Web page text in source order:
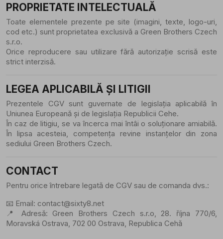
PROPRIETATE INTELECTUALĂ
Toate elementele prezente pe site (imagini, texte, logo-uri,
cod etc.) sunt proprietatea exclusivă a Green Brothers Czech
s.r.o.
Orice reproducere sau utilizare fără autorizație scrisă este
strict interzisă.
LEGEA APLICABILĂ ȘI LITIGII
Prezentele CGV sunt guvernate de legislația aplicabilă în
Uniunea Europeană și de legislația Republicii Cehe.
În caz de litigiu, se va încerca mai întâi o soluționare amiabilă.
În lipsa acesteia, competența revine instanțelor din zona
sediului Green Brothers Czech.
CONTACT
Pentru orice întrebare legată de CGV sau de comanda dvs.:
📧 Email: contact@sixty8.net
📍 Adresă: Green Brothers Czech s.r.o, 28. října 770/6,
Moravská Ostrava, 702 00 Ostrava, Republica Cehă